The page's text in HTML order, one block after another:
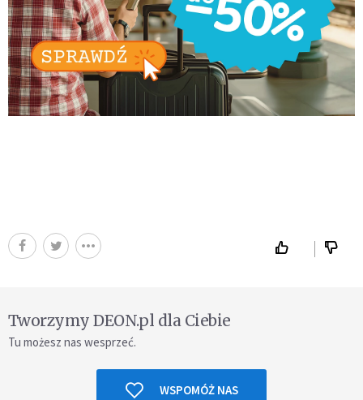
Tworzymy DEON.pl dla Ciebie
Tu możesz nas wesprzeć.
WSPOMÓŻ NAS